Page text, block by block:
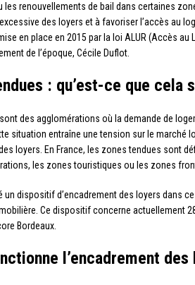
les renouvellements de bail dans certaines
des loyers et à favoriser l’accès au
en place en 2015 par la loi ALUR (Accès
de l’époque, Cécile Duflot.
: qu’est-ce que cela
sont des agglomérations où la demande de
situation entraîne une tension sur le
loyers. En France, les zones tendues sont
les zones touristiques ou les zones
un dispositif d’encadrement des loyers dans
Ce dispositif concerne actuellement
Bordeaux.
l’encadrement des